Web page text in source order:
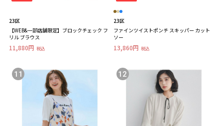
23区
【WEB&一部店舗限定】ブロックチェック フ
リル ブラウス
11,880円 税込
23区
ファインツイストポンチ スキッパー カット
ソー
13,860円 税込
11 12